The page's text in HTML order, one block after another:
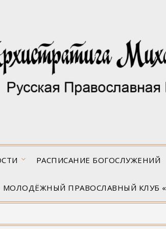
РАСПИСАНИЕ БОГОСЛУЖЕНИЙ
МОЛОДЁЖНЫЙ ПРАВОСЛАВНЫЙ КЛУБ